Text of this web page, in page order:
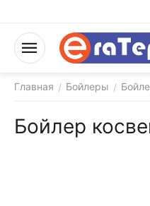
Главная / Бойлеры /
Бойлер